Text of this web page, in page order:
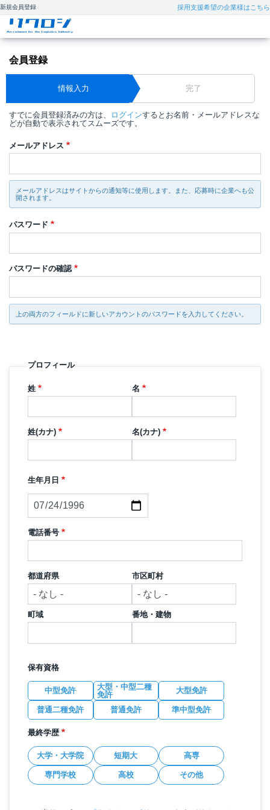
新規会員登録 採用支援希望の企業様はこちら
会員登録
情報入力 完了
すでに会員登録済みの方は、 ログインするとお名前・メールアドレスな
どが自動で表示されてスムーズです。
メールアドレス
メールアドレスはサイトからの通知等に使用します。また、応募時に企業へも公
開されます。
パスワード
パスワードの確認
上の両方のフィールドに新しいアカウントのパスワードを入力してください。
プロフィール
姓 名
姓(カナ) 名(カナ)
生年月日
日
付
電話番号
都道府県 市区町村
町域 番地・建物
保有資格
中型免許
大型・中型二種
免許
大型免許
普通二種免許 普通免許 準中型免許
最終学歴
大学・大学院 短期大 高専
専門学校 高校 その他